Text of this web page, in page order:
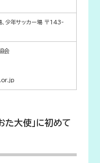
、少年サッカー場 〒143-
会
大使」に初めて